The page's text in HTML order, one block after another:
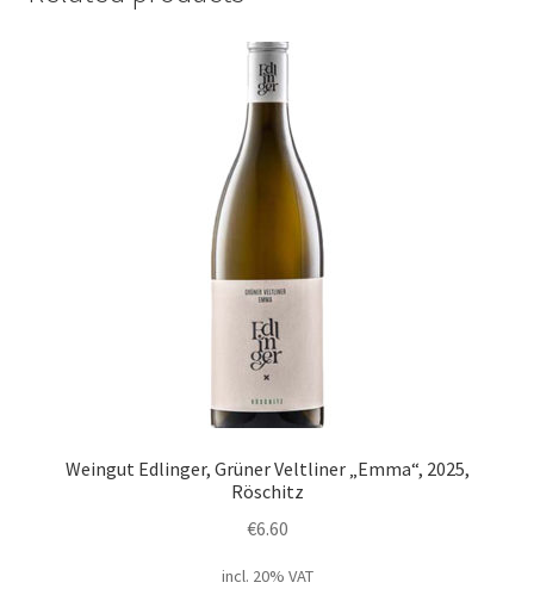
Weingut Edlinger, Grüner Veltliner „Emma“, 2025,
Röschitz
€6.60
incl. 20% VAT